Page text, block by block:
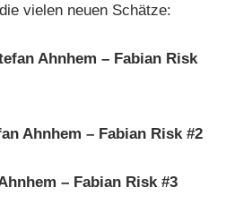
vielen neuen Schätze:
Ahnhem – Fabian Risk
Ahnhem – Fabian Risk #2
– Fabian Risk #3